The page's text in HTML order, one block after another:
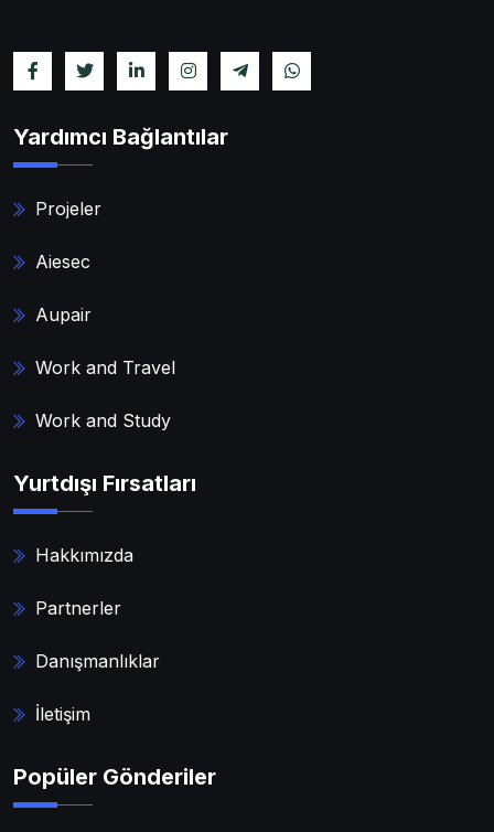
Yardımcı Bağlantılar
Projeler
Aiesec
Aupair
Work and Travel
Work and Study
Yurtdışı Fırsatları
Hakkımızda
Partnerler
Danışmanlıklar
İletişim
Popüler Gönderiler